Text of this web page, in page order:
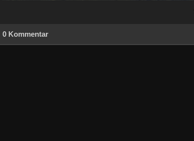
0 Kommentar